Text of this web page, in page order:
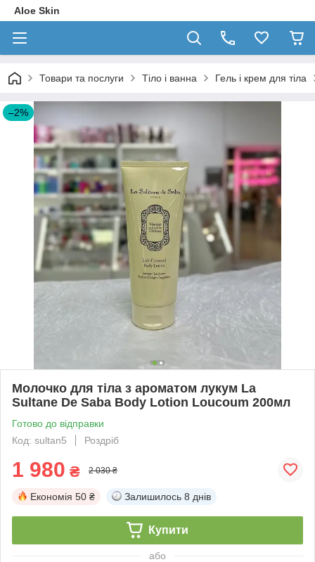
Aloe Skin
Товари та послуги Тіло і ванна Гель і крем для тіла
–2%
Молочко для тіла з ароматом лукум La
Sultane De Saba Body Lotion Loucoum 200мл
Готово до відправки
Код: sultan5
Роздріб
1 980 ₴ 2 030 ₴
Економія 50 ₴ Залишилось 8 днів
Купити
або